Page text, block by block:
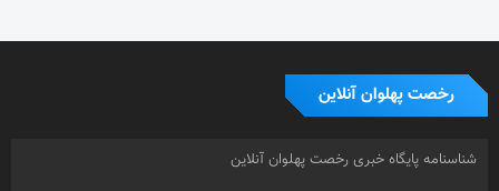
رخصت پهلوان آنلاین
شناسنامه پایگاه خبری رخصت پهلوان آنلاین